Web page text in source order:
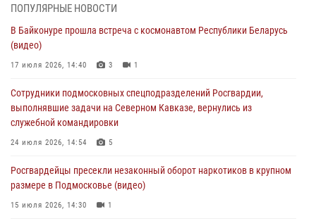
05 августа 2026, 15:48 1
Сотрудники спецподразделения подмосковного главка Росгвардии
отработали навыки огневой подготовки на комплексных учениях
04 августа 2026, 12:21
За прошедший месяц росгвардейцы 7386 раз выезжали по
сигналам «Тревога» с охраняемых объектов в Подмосковье
04 августа 2026, 12:15
(видео)
03 августа 2026, 15:32 1
ПОПУЛЯРНЫЕ НОВОСТИ
В Байконуре прошла встреча с космонавтом Республики Беларусь
(видео)
17 июля 2026, 14:40 3 1
Сотрудники подмосковных спецподразделений Росгвардии,
выполнявшие задачи на Северном Кавказе, вернулись из
служебной командировки
24 июля 2026, 14:54 5
Росгвардейцы пресекли незаконный оборот наркотиков в крупном
размере в Подмосковье (видео)
15 июля 2026, 14:30 1